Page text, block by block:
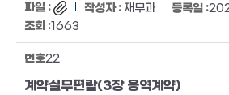
재무과
1663
22
계약실무편람(3장 용역계약)